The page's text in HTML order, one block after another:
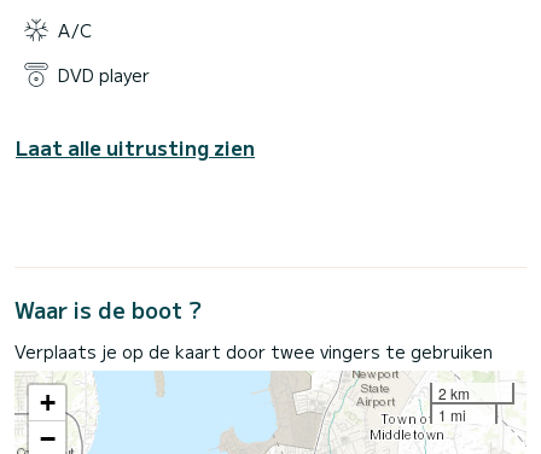
A/C
DVD player
Laat alle uitrusting zien
Waar is de boot ?
Verplaats je op de kaart door twee vingers te gebruiken
+
−
2 km
1 mi